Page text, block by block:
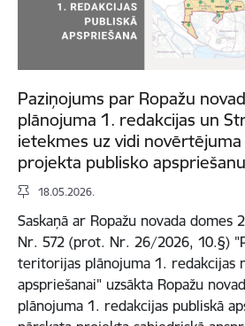
Paziņojums par Ropažu
plānojuma 1. redakcijas un
ietekmes uz vidi
projekta publisko apspriešanu
18.05.2026.
Saskaņā ar Ropažu novada domes
Nr. 572 (prot. Nr. 26/2026, 10.§)
teritorijas plānojuma 1. redakcijas
apspriešanai" uzsākta Ropažu
plānojuma 1. redakcijas publiskā